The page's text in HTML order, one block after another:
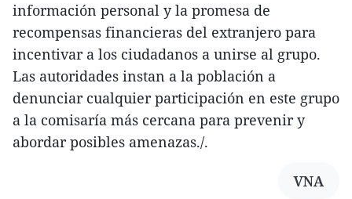
información personal y la promesa de
recompensas financieras del extranjero para
incentivar a los ciudadanos a unirse al grupo.
Las autoridades instan a la población a
denunciar cualquier participación en este grupo
a la comisaría más cercana para prevenir y
abordar posibles amenazas./.
VNA